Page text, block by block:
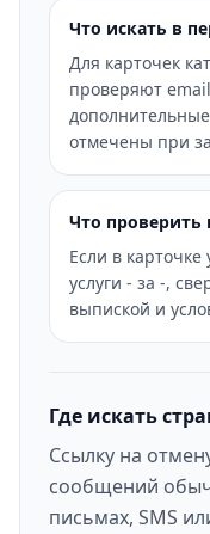
Что искать в
Для карточек
проверяют
отмечены при
Что проверить
Если в карточке
услуги - за -,
выпиской и
Где искать
Ссылку на
сообщений
письмах, SMS